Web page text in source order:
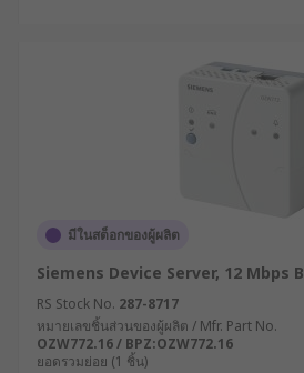
มีในสต็อกของผู้ผลิต
Siemens Device Server, 12 Mbps
RS Stock No. 287-8717
หมายเลขชิ้นส่วนของผู้ผลิต / Mfr. Part No.
OZW772.16 / BPZ:OZW772.16
ยอดรวมย่อย (1 ชิ้น)